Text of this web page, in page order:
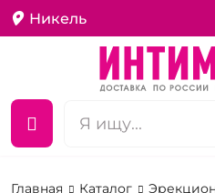
Никель
Главная Каталог